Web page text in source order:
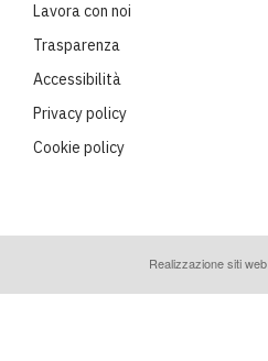
Lavora con noi
Trasparenza
Accessibilità
Privacy policy
Cookie policy
Realizzazione siti web